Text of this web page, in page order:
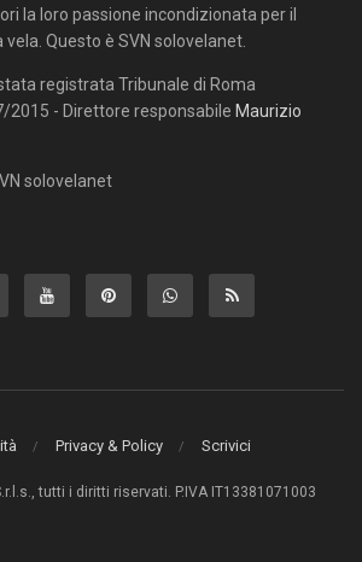
la loro passione incondizionata per il
Questo è SVN solovelanet.
registrata Tribunale di Roma
2015 - Direttore responsabile Maurizio
solovelanet
Privacy & Policy Scrivici
tutti i diritti riservati. P.IVA IT13381071003